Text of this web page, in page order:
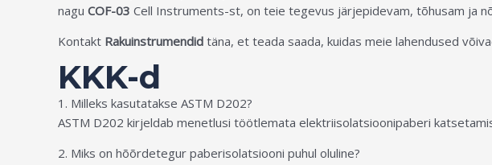
nagu COF-03 Cell Instruments-st, on teie tegevus järjepidevam, tõhusam ja
Kontakt Rakuinstrumendid täna, et teada saada, kuidas meie lahendused
KKK-d
1. Milleks kasutatakse ASTM D202?
ASTM D202 kirjeldab menetlusi töötlemata elektriisolatsioonipaberi
2. Miks on hõõrdetegur paberisolatsiooni puhul oluline?